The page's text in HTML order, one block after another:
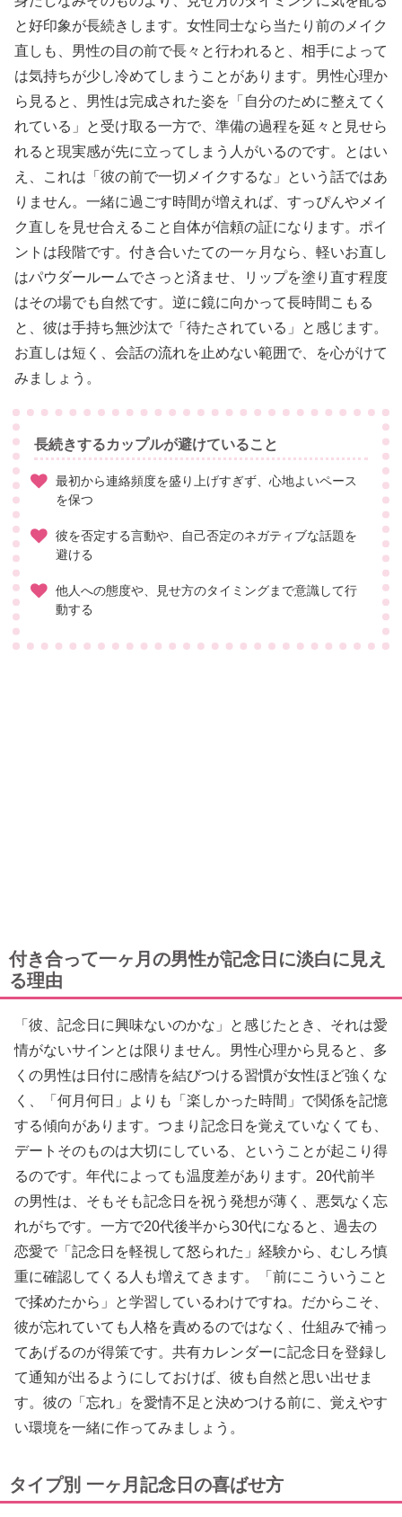
と好印象が長続きします。女性同士なら当たり前のメイク
直しも、男性の目の前で長々と行われると、相手によって
は気持ちが少し冷めてしまうことがあります。男性心理か
ら見ると、男性は完成された姿を「自分のために整えてく
れている」と受け取る一方で、準備の過程を延々と見せら
れると現実感が先に立ってしまう人がいるのです。とはい
え、これは「彼の前で一切メイクするな」という話ではあ
りません。一緒に過ごす時間が増えれば、すっぴんやメイ
ク直しを見せ合えること自体が信頼の証になります。ポイ
ントは段階です。付き合いたての一ヶ月なら、軽いお直し
はパウダールームでさっと済ませ、リップを塗り直す程度
はその場でも自然です。逆に鏡に向かって長時間こもる
と、彼は手持ち無沙汰で「待たされている」と感じます。
お直しは短く、会話の流れを止めない範囲で、を心がけて
みましょう。
長続きするカップルが避けていること
最初から連絡頻度を盛り上げすぎず、心地よいペース
を保つ
彼を否定する言動や、自己否定のネガティブな話題を
避ける
他人への態度や、見せ方のタイミングまで意識して行
動する
付き合って一ヶ月の男性が記念日に淡白に見え
る理由
「彼、記念日に興味ないのかな」と感じたとき、それは愛
情がないサインとは限りません。男性心理から見ると、多
くの男性は日付に感情を結びつける習慣が女性ほど強くな
く、「何月何日」よりも「楽しかった時間」で関係を記憶
する傾向があります。つまり記念日を覚えていなくても、
デートそのものは大切にしている、ということが起こり得
るのです。年代によっても温度差があります。20代前半
の男性は、そもそも記念日を祝う発想が薄く、悪気なく忘
れがちです。一方で20代後半から30代になると、過去の
恋愛で「記念日を軽視して怒られた」経験から、むしろ慎
重に確認してくる人も増えてきます。「前にこういうこと
で揉めたから」と学習しているわけですね。だからこそ、
彼が忘れていても人格を責めるのではなく、仕組みで補っ
てあげるのが得策です。共有カレンダーに記念日を登録し
て通知が出るようにしておけば、彼も自然と思い出せま
す。彼の「忘れ」を愛情不足と決めつける前に、覚えやす
い環境を一緒に作ってみましょう。
タイプ別 一ヶ月記念日の喜ばせ方